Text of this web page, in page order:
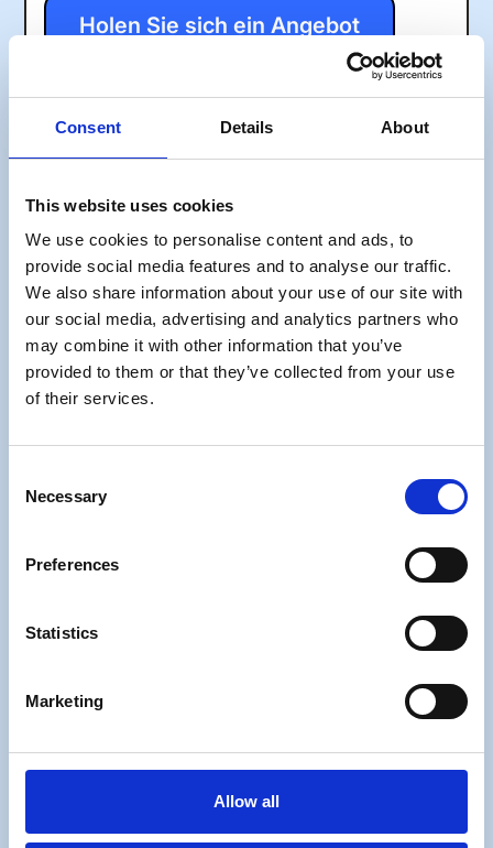
Consent Details About
This website uses cookies
We use cookies to personalise content and ads, to
provide social media features and to analyse our traffic.
We also share information about your use of our site with
our social media, advertising and analytics partners who
may combine it with other information that you’ve
provided to them or that they’ve collected from your use
of their services.
Selection
Necessary
Preferences
Statistics
Marketing
Allow all